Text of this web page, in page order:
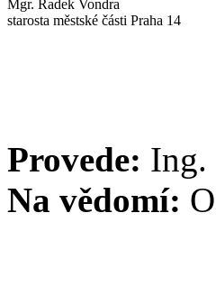
Mgr. Radek Vondra
starosta městské části Praha 14
Provede: Ing.
Na vědomí: